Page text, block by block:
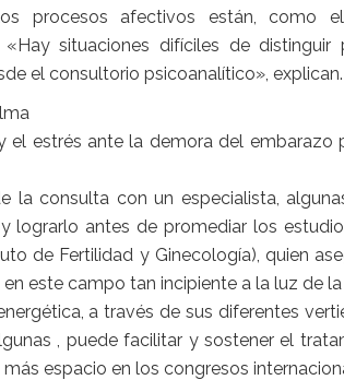
procesos afectivos están, como
«Hay situaciones difíciles de
el consultorio psicoanalítico», explican.
el estrés ante la demora del
la consulta con un especialista,
lograrlo antes de promediar los
de Fertilidad y Ginecología), quien
este campo tan incipiente a la luz de
a través de sus diferentes
, puede facilitar y sostener el
espacio en los congresos